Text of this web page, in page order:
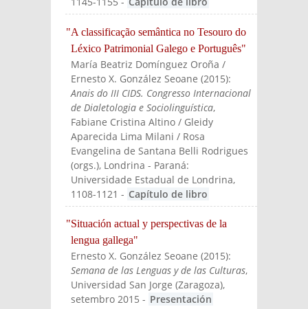
"A classificação semântica no Tesouro do
Léxico Patrimonial Galego e Português"
María Beatriz Domínguez Oroña /
Ernesto X. González Seoane (2015):
Anais do III CIDS. Congresso Internacional
de Dialetologia e Sociolinguística,
Fabiane Cristina Altino / Gleidy
Aparecida Lima Milani / Rosa
Evangelina de Santana Belli Rodrigues
(orgs.), Londrina - Paraná:
Universidade Estadual de Londrina,
1108-1121 - Capítulo de libro
"Situación actual y perspectivas de la
lengua gallega"
Ernesto X. González Seoane (2015):
Semana de las Lenguas y de las Culturas,
Universidad San Jorge (Zaragoza),
setembro 2015 - Presentación